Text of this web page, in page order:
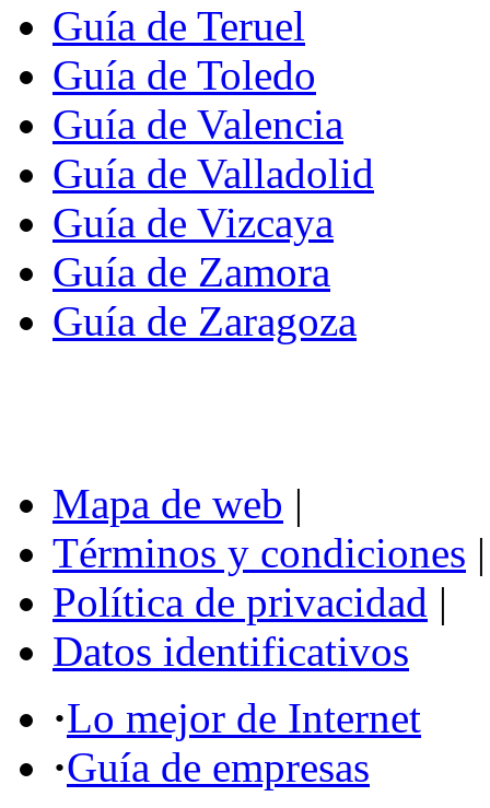
Guía de Teruel
Guía de Toledo
Guía de Valencia
Guía de Valladolid
Guía de Vizcaya
Guía de Zamora
Guía de Zaragoza
Mapa de web |
Términos y condiciones |
Política de privacidad |
Datos identificativos
·Lo mejor de Internet
·Guía de empresas